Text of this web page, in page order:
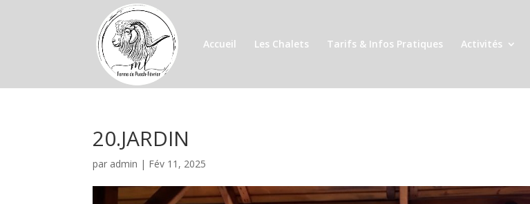
Accueil Les Chalets Tarifs & Infos Pratiques Activités
20.JARDIN
par admin | Fév 11, 2025